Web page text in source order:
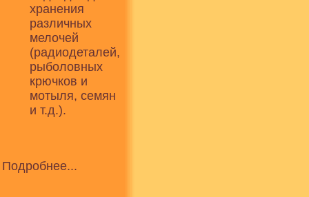
хранения
различных
мелочей
(радиодеталей,
рыболовных
крючков и
мотыля, семян
и т.д.).
Подробнее...